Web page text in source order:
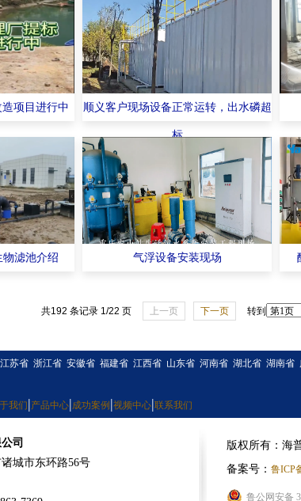
项目进行中 顺义客户现场设备正常运转，出水磷超
标
物滤池介绍 气浮设备安装现场
共192 条记录 1/22 页 上一页 下一页 转到
江苏省 浙江省 安徽省 福建省 江西省 山东省 河南省 湖北省 湖南省
我们|产品中心|成功案例 |视频中心|联系我们
司
城市东环路56号
版权所有：海
备案号： 鲁ICP
鲁公网安备